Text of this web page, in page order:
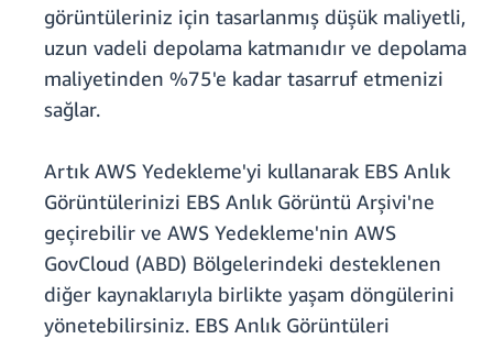
görüntüleriniz için tasarlanmış düşük maliyetli,
uzun vadeli depolama katmanıdır ve depolama
maliyetinden %75'e kadar tasarruf etmenizi
sağlar.
Artık AWS Yedekleme'yi kullanarak EBS Anlık
Görüntülerinizi EBS Anlık Görüntü Arşivi'ne
geçirebilir ve AWS Yedekleme'nin AWS
GovCloud (ABD) Bölgelerindeki desteklenen
diğer kaynaklarıyla birlikte yaşam döngülerini
yönetebilirsiniz. EBS Anlık Görüntüleri